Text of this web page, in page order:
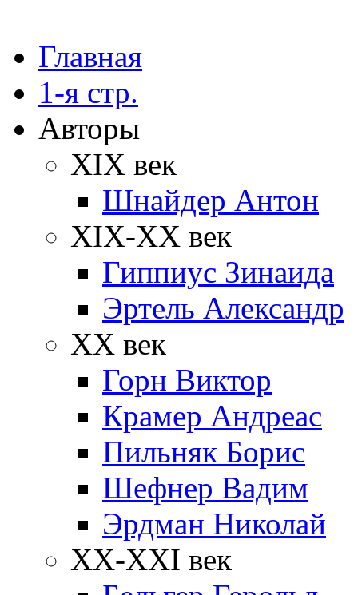
Главная
1-я стр.
Авторы
XIX век
Шнайдер Антон
XIX-XX век
Гиппиус Зинаида
Эртель Александр
XX век
Горн Виктор
Крамер Андреас
Пильняк Борис
Шефнер Вадим
Эрдман Николай
ХХ-XXI век